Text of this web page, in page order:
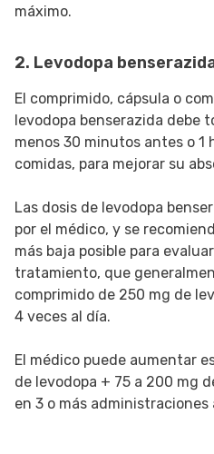
máximo.
2. Levodopa
El comprimido, cápsula o
levodopa benserazida debe
menos 30 minutos antes o 1
comidas, para mejorar su
Las dosis de levodopa
por el médico, y se
más baja posible para
tratamiento, que
comprimido de 250 mg de
4 veces al día.
El médico puede aumentar
de levodopa + 75 a 200 mg
en 3 o más administraciones